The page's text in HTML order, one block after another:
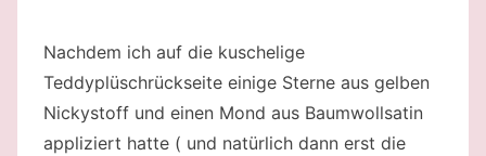
Nachdem ich auf die kuschelige
Teddyplüschrückseite einige Sterne aus gelben
Nickystoff und einen Mond aus Baumwollsatin
appliziert hatte ( und natürlich dann erst die